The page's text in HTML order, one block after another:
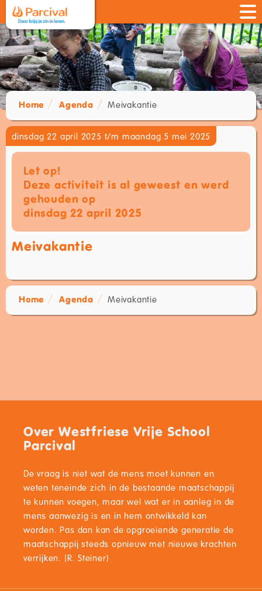
Home Agenda Meivakantie
dinsdag 22 april 2025 t/m maandag 5 mei 2025
Let op!
Deze activiteit is al geweest en werd
gehouden op
dinsdag 22 april 2025
Meivakantie
Home Agenda Meivakantie
Over Westfriese Vrije School
Parcival
De vraag is niet wat de mens moet kunnen en
weten teneinde zich in de bestaande maatschappij
te kunnen voegen, maar wel wat er in aanleg in de
mens aanwezig is en in hem ontwikkeld kan
worden. Pas dan kan de opgroeiende generatie de
maatschappij steeds opnieuw met nieuwe krachten
verrijken. (R. Steiner)